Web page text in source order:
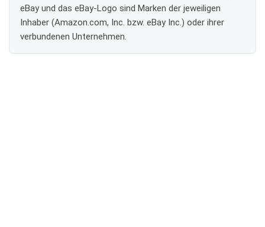
eBay und das eBay-Logo sind Marken der jeweiligen
Inhaber (Amazon.com, Inc. bzw. eBay Inc.) oder ihrer
verbundenen Unternehmen.